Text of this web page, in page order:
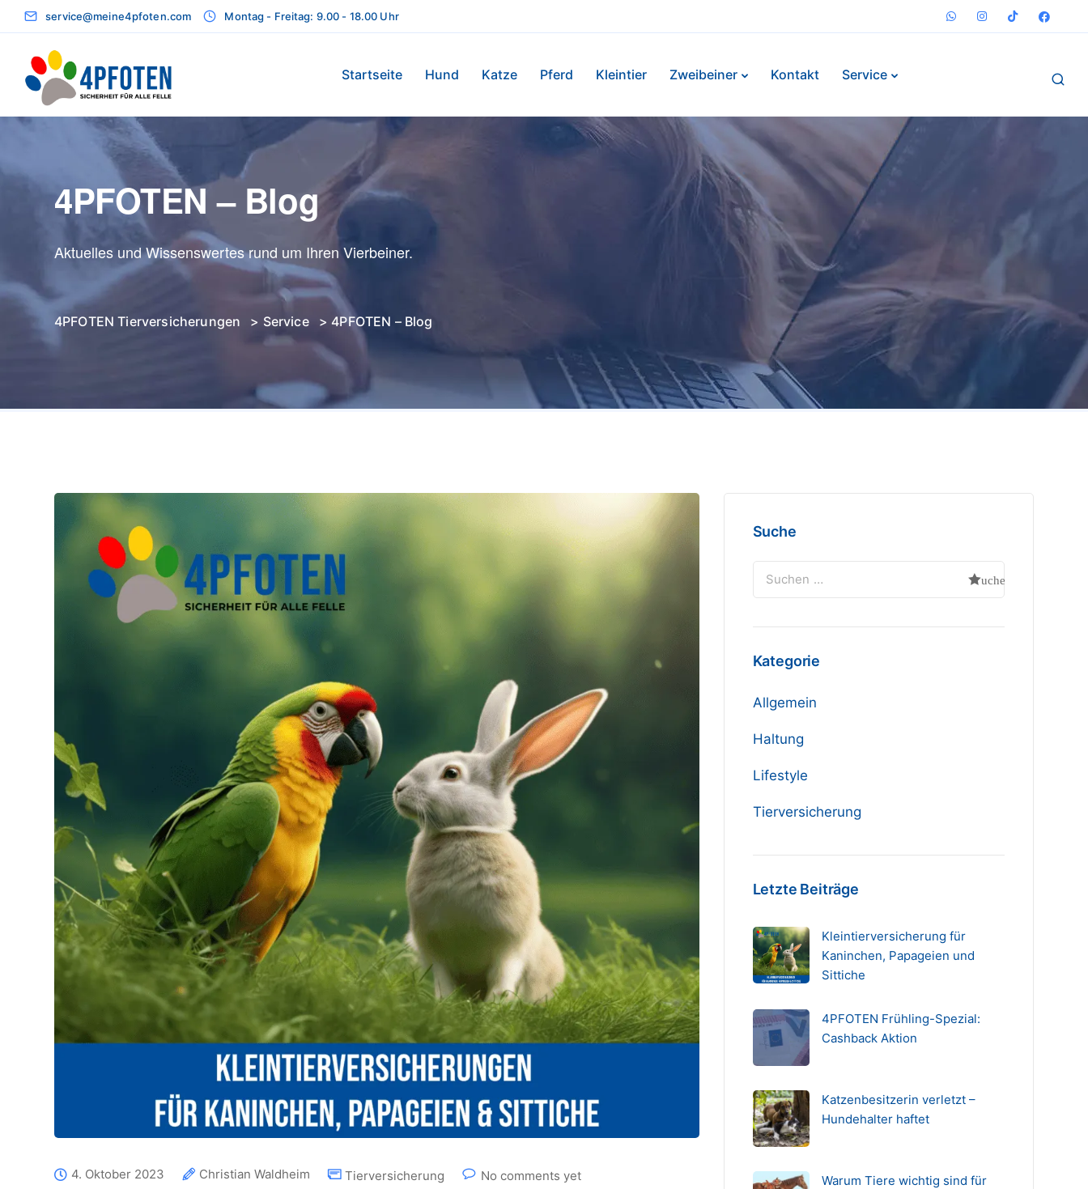
service@meine4pfoten.com Montag - Freitag: 9.00 - 18.00 Uhr
Startseite Hund Katze Pferd Kleintier Zweibeiner Kontakt Service
4PFOTEN – Blog
Aktuelles und Wissenswertes rund um Ihren Vierbeiner.
4PFOTEN Tierversicherungen > Service > 4PFOTEN – Blog
4. Oktober 2023 Christian Waldheim Tierversicherung No comments yet
Suche
Kategorie
Allgemein
Haltung
Lifestyle
Tierversicherung
Letzte Beiträge
Kleintierversicherung für
Kaninchen, Papageien und
Sittiche
4PFOTEN Frühling-Spezial:
Cashback Aktion
Katzenbesitzerin verletzt –
Hundehalter haftet
Warum Tiere wichtig sind für